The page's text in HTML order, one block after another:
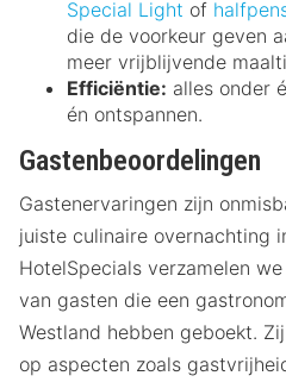
Special Light of
die de voorkeur geven
meer vrijblijvende
Efficiëntie: alles onder
én ontspannen.
Gastenbeoordelingen
Gastenervaringen zijn
juiste culinaire overnachting
HotelSpecials verzamelen
van gasten die een
Westland hebben geboekt.
op aspecten zoals